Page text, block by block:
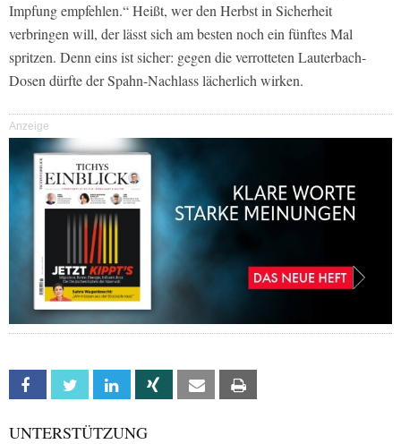
Impfung empfehlen.“ Heißt, wer den Herbst in Sicherheit
verbringen will, der lässt sich am besten noch ein fünftes Mal
spritzen. Denn eins ist sicher: gegen die verrotteten Lauterbach-
Dosen dürfte der Spahn-Nachlass lächerlich wirken.
Anzeige
Facebook Twitter Linkedin Xing Email
UNTERSTÜTZUNG